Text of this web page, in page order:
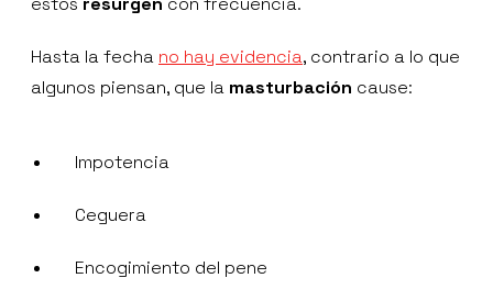
Hasta la fecha no hay evidencia, contrario a lo que
algunos piensan, que la masturbación cause:
Impotencia
Ceguera
Encogimiento del pene